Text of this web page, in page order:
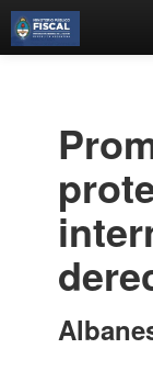
Estantes
Contacto
Iniciar sesión